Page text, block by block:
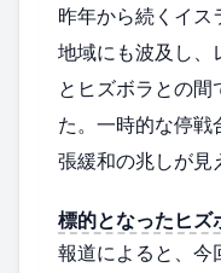
昨年から続くイス
地域にも波及し、
とヒズボラとの
た。一時的な停戦
張緩和の兆しが見
標的となったヒズ
報道によると、今